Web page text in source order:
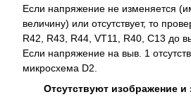
Если напряжение не изменяется
величину) или отсутствует, то
R42, R43, R44, VT11, R40, С13 до
Если напряжение на выв. 1
микросхема D2.
Отсутствуют изображение и